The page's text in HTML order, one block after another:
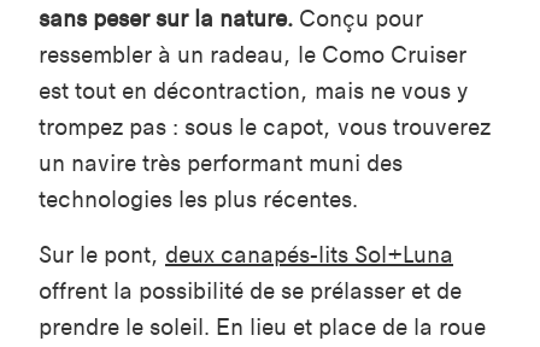
sans peser sur la nature. Conçu pour
ressembler à un radeau, le Como Cruiser
est tout en décontraction, mais ne vous y
trompez pas : sous le capot, vous trouverez
un navire très performant muni des
technologies les plus récentes.
Sur le pont, deux canapés-lits Sol+Luna
offrent la possibilité de se prélasser et de
prendre le soleil. En lieu et place de la roue